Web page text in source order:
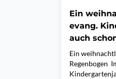
Ein
evang.
auch
Ein
Regenbogen